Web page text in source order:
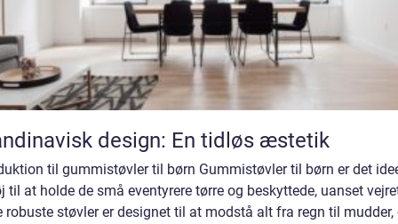
design: En tidløs æstetik
til gummistøvler til børn Gummistøvler til børn er det
til at holde de små eventyrere tørre og beskyttede, uanset
robuste støvler er designet til at modstå alt fra regn til mudder,